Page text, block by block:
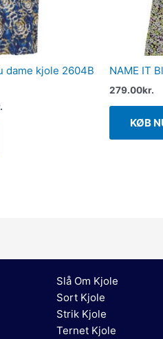
dame kjole 2604B
NAME IT
279.00kr.
KØB
Slå Om Kjole
Sort Kjole
Strik Kjole
Ternet Kjole